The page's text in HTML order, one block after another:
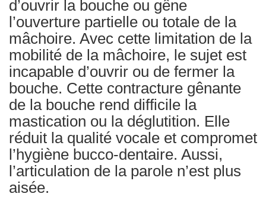
d’ouvrir la bouche ou gêne
l’ouverture partielle ou totale de la
mâchoire. Avec cette limitation de la
mobilité de la mâchoire, le sujet est
incapable d’ouvrir ou de fermer la
bouche. Cette contracture gênante
de la bouche rend difficile la
mastication ou la déglutition. Elle
réduit la qualité vocale et compromet
l’hygiène bucco-dentaire. Aussi,
l’articulation de la parole n’est plus
aisée.